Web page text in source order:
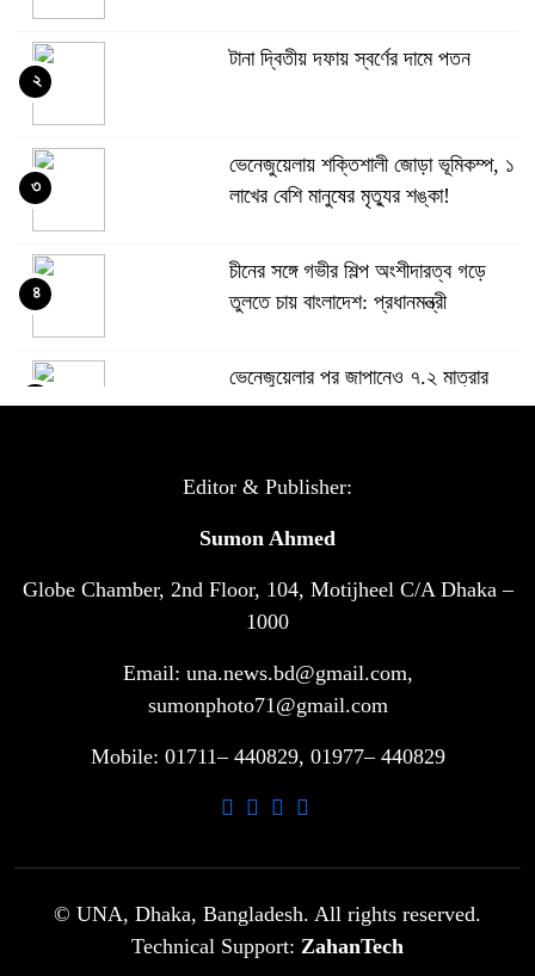
টানা দ্বিতীয় দফায় স্বর্ণের দামে পতন
২
ভেনেজুয়েলায় শক্তিশালী জোড়া ভূমিকম্প, ১
লাখের বেশি মানুষের মৃত্যুর শঙ্কা!
৩
চীনের সঙ্গে গভীর শিল্প অংশীদারত্ব গড়ে
তুলতে চায় বাংলাদেশ: প্রধানমন্ত্রী
৪
ভেনেজুয়েলার পর জাপানেও ৭.২ মাত্রার
শক্তিশালী ভূমিকম্প
টানা ৩ ম্যাচে গোল ভিনির, ইতিহাস বলছে
সরকারি ৩শ কেজি বই বিক্রির অভিযোগ
মাদ্রাসা সুপারের বিরুদ্ধে
গাড়ি বিক্রির পর মালিকানা পরিবর্তনে কঠোর
আ.লীগ ও বিএনপির বিরুদ্ধে সমানভাবে
ঢাবিতে মাথায় কাঁঠাল পড়ে মালির মৃত্যু
Editor & Publisher:
Sumon Ahmed
Globe Chamber, 2nd Floor, 104, Motijheel C/A Dhaka –
1000
Email: una.news.bd@gmail.com,
sumonphoto71@gmail.com
Mobile: 01711– 440829, 01977– 440829
© UNA, Dhaka, Bangladesh. All rights reserved.
Technical Support: ZahanTech